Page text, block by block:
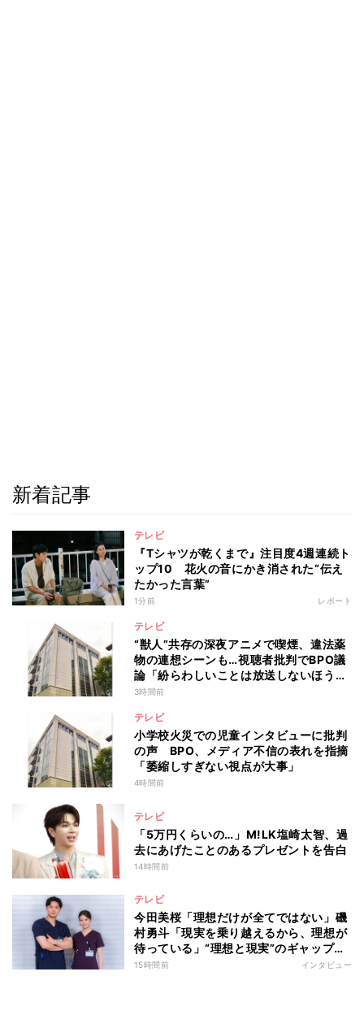
新着記事
テレビ
『Tシャツが乾くまで』注目度4週連続ト
ップ10 花火の音にかき消された“伝え
たかった言葉”
1分前 レポート
テレビ
“獣人”共存の深夜アニメで喫煙、違法薬
物の連想シーンも…視聴者批判でBPO議
論「紛らわしいことは放送しないほう
が」
3時間前
テレビ
小学校火災での児童インタビューに批判
の声 BPO、メディア不信の表れを指摘
「萎縮しすぎない視点が大事」
4時間前
テレビ
「5万円くらいの…」M!LK塩崎太智、過
去にあげたことのあるプレゼントを告白
14時間前
テレビ
今田美桜「理想だけが全てではない」磯
村勇斗「現実を乗り越えるから、理想が
待っている」“理想と現実”のギャップに
悩む人へ 第一線で活躍する俳優2人の
15時間前 インタビュー